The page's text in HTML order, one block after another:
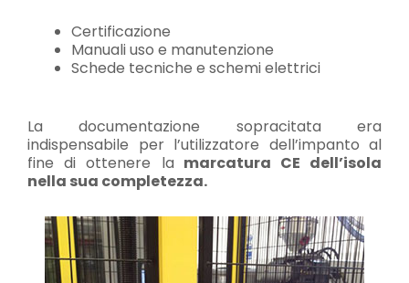
Certificazione
Manuali uso e manutenzione
Schede tecniche e schemi elettrici
La documentazione sopracitata era
indispensabile per l’utilizzatore dell’impanto al
fine di ottenere la marcatura CE dell’isola
nella sua completezza.